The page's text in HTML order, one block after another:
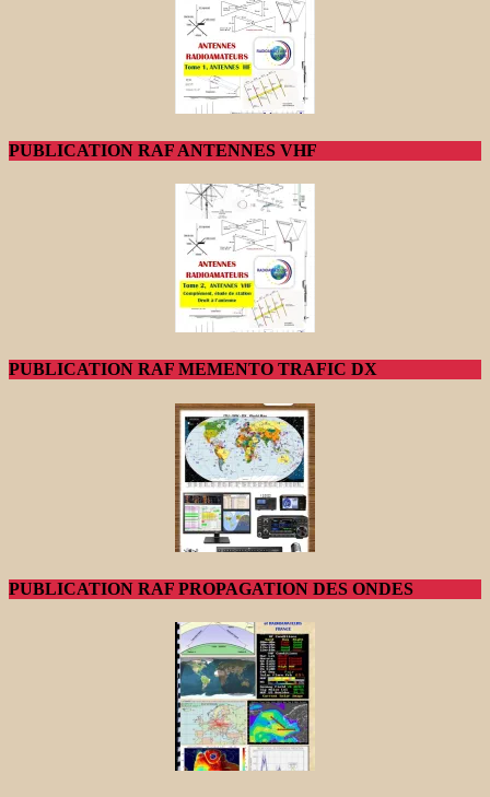
PUBLICATION RAF ANTENNES VHF
PUBLICATION RAF MEMENTO TRAFIC DX
PUBLICATION RAF PROPAGATION DES ONDES